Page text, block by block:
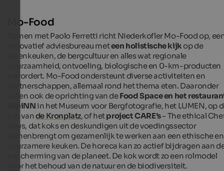
Mo-Food
Samen met Paolo Ferretti richt Niederkofler Mo-Food op,
innovatief adviesbureau meteen holistische kijk op de
alpenkeuken, de bergcultuur en alles wat regionale
duurzaamheid, ontvoeling, biologische en 0-km-producten
bevordert. Mo-Food ondersteunt diverse activiteiten en
partnerschappen, allemaal rond het thema eten. Daaronder
vallen ook de oprichting van deFood Space en het
AlpiNNin het Museum voor Bergfotografie, het LUMEN, op
top vande Kronplatz, of hetproject CARE’s– The ethical
Days, dat koks en deskundigen uit de voedingssector
samenbrengt om gezamenlijk te werken aan een ethische en
duurzamere keuken. De horeca kan zo actief bijdragen aan
bescherming van de planeet. De kok wordt zo een rolmodel
voor het behoud van de natuur en de biodiversiteit.